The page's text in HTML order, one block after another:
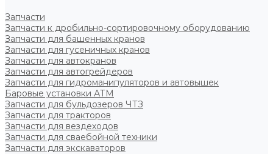
Запчасти
Запчасти к дробильно-сортировочному оборудованию
Запчасти для башенных кранов
Запчасти для гусеничных кранов
Запчасти для автокранов
Запчасти для автогрейдеров
Запчасти для гидроманипуляторов и автовышек
Баровые установки АТМ
Запчасти для бульдозеров ЧТЗ
Запчасти для тракторов
Запчасти для вездеходов
Запчасти для сваебойной техники
Запчасти для экскаваторов